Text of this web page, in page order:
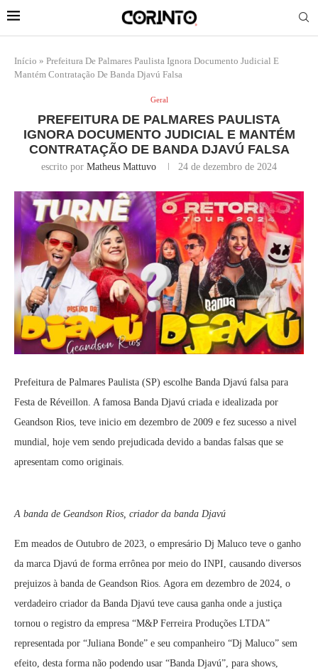
Início » Prefeitura De Palmares Paulista Ignora Documento Judicial E
Mantém Contratação De Banda Djavú Falsa
Geral
PREFEITURA DE PALMARES PAULISTA
IGNORA DOCUMENTO JUDICIAL E MANTÉM
CONTRATAÇÃO DE BANDA DJAVÚ FALSA
escrito por Matheus Mattuvo 24 de dezembro de 2024
Prefeitura de Palmares Paulista (SP) escolhe Banda Djavú falsa para
Festa de Réveillon. A famosa Banda Djavú criada e idealizada por
Geandson Rios, teve inicio em dezembro de 2009 e fez sucesso a nivel
mundial, hoje vem sendo prejudicada devido a bandas falsas que se
apresentam como originais.
A banda de Geandson Rios, criador da banda Djavú
Em meados de Outubro de 2023, o empresário Dj Maluco teve o ganho
da marca Djavú de forma errônea por meio do INPI, causando diversos
prejuizos à banda de Geandson Rios. Agora em dezembro de 2024, o
verdadeiro criador da Banda Djavú teve causa ganha onde a justiça
tornou o registro da empresa “M&P Ferreira Produções LTDA”
representada por “Juliana Bonde” e seu companheiro “Dj Maluco” sem
efeito, desta forma não podendo usar “Banda Djavú”, para shows,